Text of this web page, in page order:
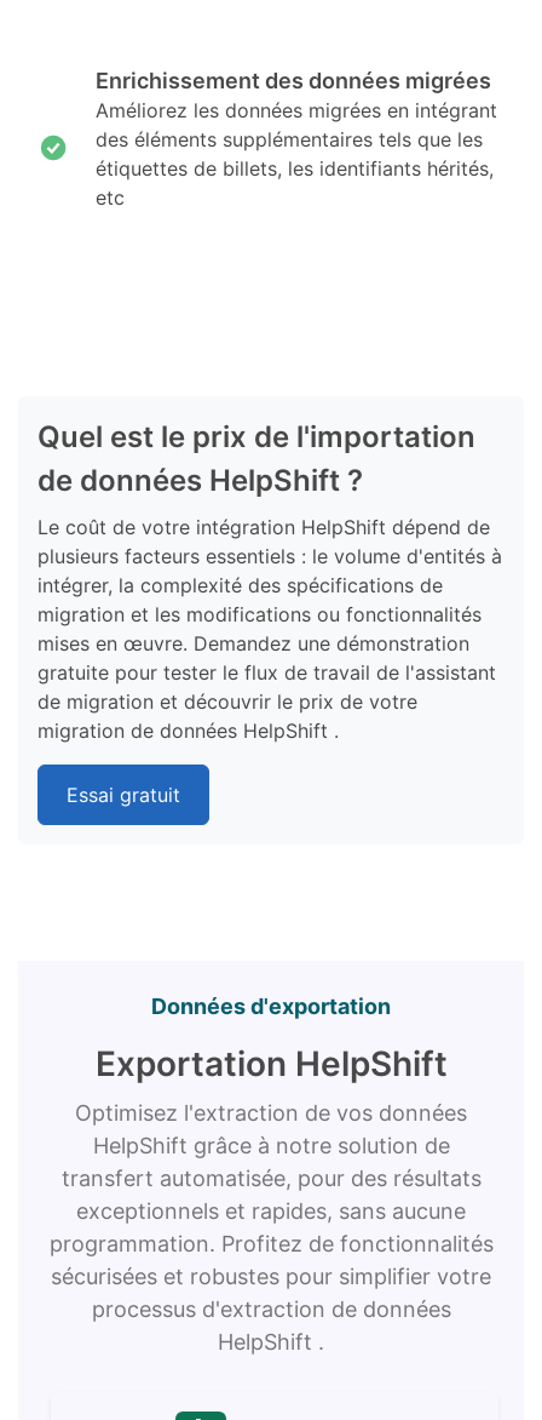
Enrichissement des données migrées
Améliorez les données migrées en intégrant
des éléments supplémentaires tels que les
étiquettes de billets, les identifiants hérités,
etc
Quel est le prix de l'importation
de données HelpShift ?
Le coût de votre intégration HelpShift dépend de
plusieurs facteurs essentiels : le volume d'entités à
intégrer, la complexité des spécifications de
migration et les modifications ou fonctionnalités
mises en œuvre. Demandez une démonstration
gratuite pour tester le flux de travail de l'assistant
de migration et découvrir le prix de votre
migration de données HelpShift .
Essai gratuit
Données d'exportation
Exportation HelpShift
Optimisez l'extraction de vos données
HelpShift grâce à notre solution de
transfert automatisée, pour des résultats
exceptionnels et rapides, sans aucune
programmation. Profitez de fonctionnalités
sécurisées et robustes pour simplifier votre
processus d'extraction de données
HelpShift .